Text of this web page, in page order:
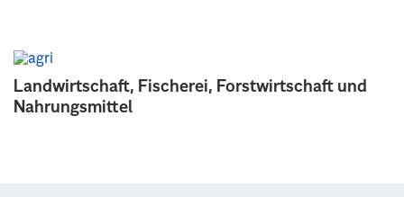
Landwirtschaft, Fischerei, Forstwirtschaft und
Nahrungsmittel